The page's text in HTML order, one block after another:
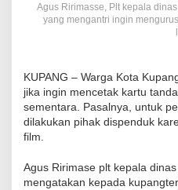
Agus Ririmasse, Plt kepala
yang mengantri ingin
KUPANG – Warga Kota
jika ingin mencetak kartu
sementara. Pasalnya, untuk
dilakukan pihak dispenduk
film.
Agus Ririmase plt kepala
mengatakan kepada